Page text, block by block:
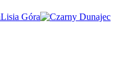
Lisia Góra